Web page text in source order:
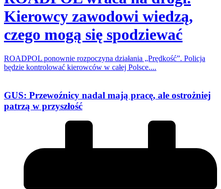
Kierowcy zawodowi wiedzą,
czego mogą się spodziewać
ROADPOL ponownie rozpoczyna działania „Prędkość”. Policja
będzie kontrolować kierowców w całej Polsce....
GUS: Przewoźnicy nadal mają pracę, ale ostrożniej
patrzą w przyszłość